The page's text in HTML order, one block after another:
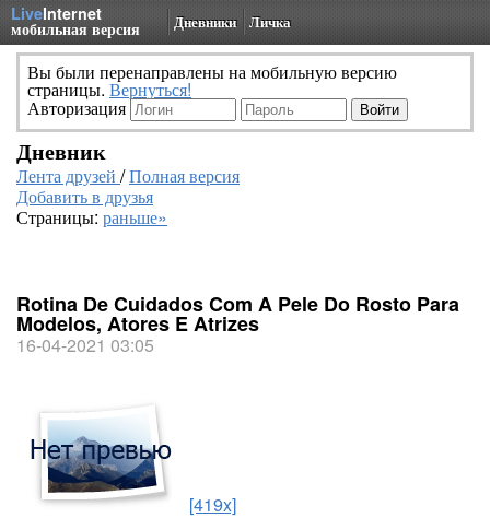
LiveInternet
мобильная версия Дневники Личка
Вы были перенаправлены на мобильную версию
страницы. Вернуться!
Авторизация
Дневник
Лента друзей /Полная версия
Добавить в друзья
Страницы: раньше»
Rotina De Cuidados Com A Pele Do Rosto Para
Modelos, Atores E Atrizes
16-04-2021 03:05
[419x]